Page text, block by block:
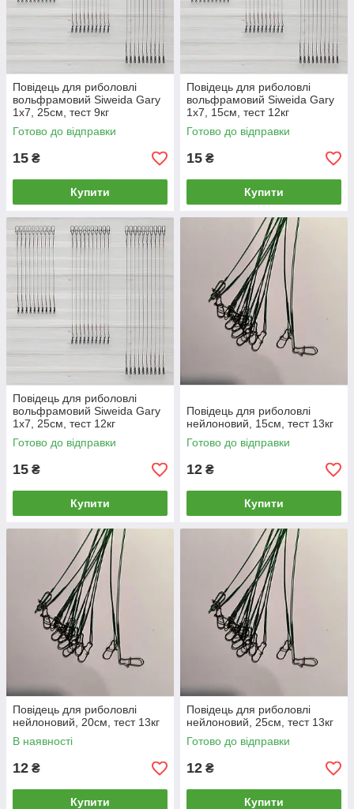
Повідець для риболовлі
вольфрамовий Siweida Gary
1х7, 25см, тест 9кг
Готово до відправки
15 ₴
Купити
Повідець для риболовлі
вольфрамовий Siweida Gary
1х7, 15см, тест 12кг
Готово до відправки
15 ₴
Купити
Повідець для риболовлі
вольфрамовий Siweida Gary
1х7, 25см, тест 12кг
Готово до відправки
15 ₴
Купити
Повідець для риболовлі
нейлоновий, 15см, тест 13кг
Готово до відправки
12 ₴
Купити
Повідець для риболовлі
нейлоновий, 20см, тест 13кг
В наявності
12 ₴
Купити
Повідець для риболовлі
нейлоновий, 25см, тест 13кг
Готово до відправки
12 ₴
Купити